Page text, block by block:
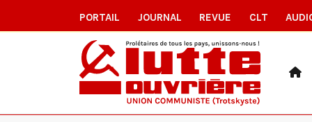
PORTAIL JOURNAL REVUE CLT